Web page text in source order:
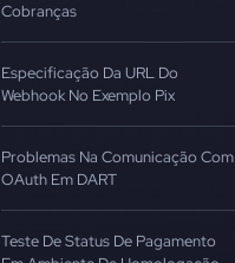
Cobranças
Especificação Da URL Do
Webhook No Exemplo Pix
Problemas Na Comunicação Com
OAuth Em DART
Teste De Status De Pagamento